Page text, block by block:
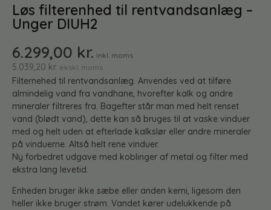
Løs filterenhed til rentvandsanlæg –
Unger DIUH2
6.299,00 kr. inkl. moms
5.039,20 kr. ekskl. moms
Filternehed til rentvandsanlæg. Anvendes ved at tilføre
almindelig vand fra vandhane, hvorefter kalk og andre
mineraler filtreres fra. Bagefter står man med helt renset
vand (blødt vand), dette kan så bruges til at vaske vinduer
med og helt uden at efterlade kalkslør eller andre mineraler
på vinduerne. Altså helt rene vinduer.
Ny forbedret udgave med koblinger af metal og filter med
ekstra lang levetid.
Enheden bruger ikke sæbe eller anden kemi, ligesom den
heller ikke bruger strøm. Vandet kører udelukkende på